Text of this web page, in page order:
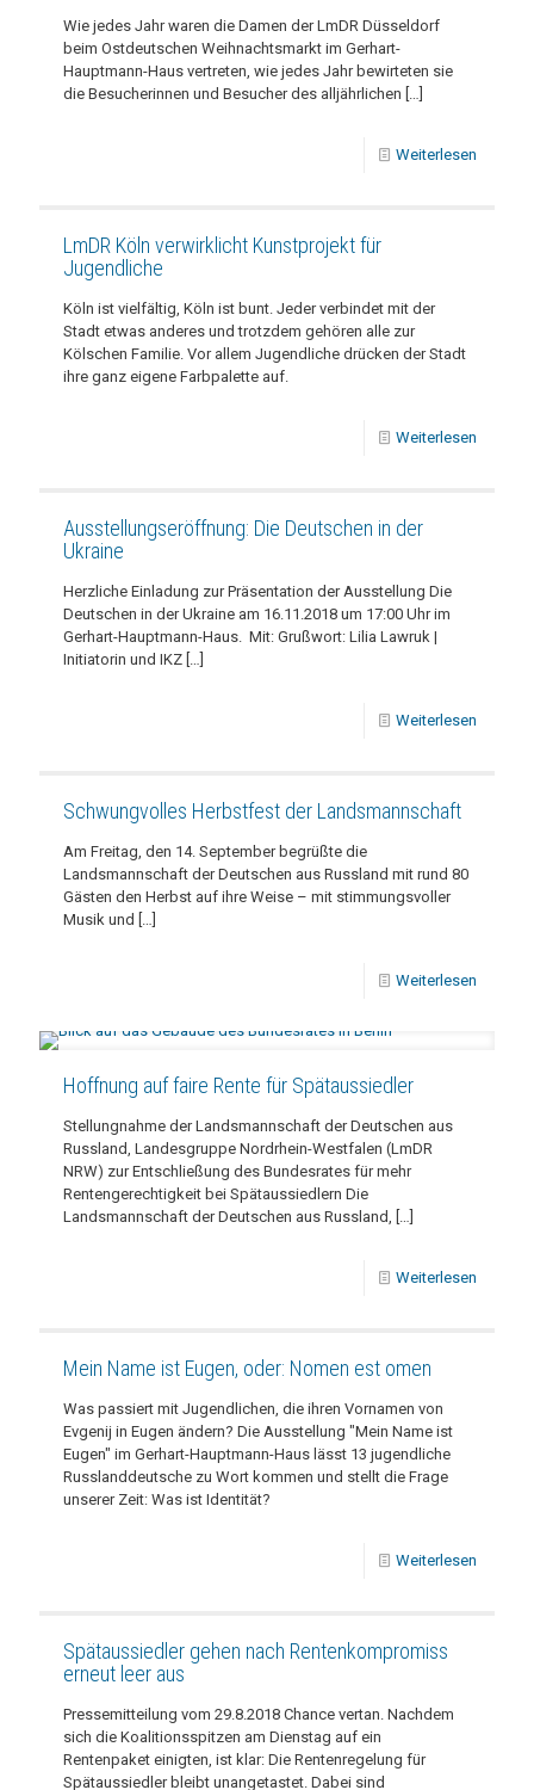
Wie jedes Jahr waren die Damen der LmDR Düsseldorf
beim Ostdeutschen Weihnachtsmarkt im Gerhart-
Hauptmann-Haus vertreten, wie jedes Jahr bewirteten sie
die Besucherinnen und Besucher des alljährlichen […]
Weiterlesen
LmDR Köln verwirklicht Kunstprojekt für
Jugendliche
Köln ist vielfältig, Köln ist bunt. Jeder verbindet mit der
Stadt etwas anderes und trotzdem gehören alle zur
Kölschen Familie. Vor allem Jugendliche drücken der Stadt
ihre ganz eigene Farbpalette auf.
Weiterlesen
Ausstellungseröffnung: Die Deutschen in der
Ukraine
Herzliche Einladung zur Präsentation der Ausstellung Die
Deutschen in der Ukraine am 16.11.2018 um 17:00 Uhr im
Gerhart-Hauptmann-Haus. Mit: Grußwort: Lilia Lawruk |
Initiatorin und IKZ […]
Weiterlesen
Schwungvolles Herbstfest der Landsmannschaft
Am Freitag, den 14. September begrüßte die
Landsmannschaft der Deutschen aus Russland mit rund 80
Gästen den Herbst auf ihre Weise – mit stimmungsvoller
Musik und […]
Weiterlesen
Hoffnung auf faire Rente für Spätaussiedler
Stellungnahme der Landsmannschaft der Deutschen aus
Russland, Landesgruppe Nordrhein-Westfalen (LmDR
NRW) zur Entschließung des Bundesrates für mehr
Rentengerechtigkeit bei Spätaussiedlern Die
Landsmannschaft der Deutschen aus Russland, […]
Weiterlesen
Mein Name ist Eugen, oder: Nomen est omen
Was passiert mit Jugendlichen, die ihren Vornamen von
Evgenij in Eugen ändern? Die Ausstellung "Mein Name ist
Eugen" im Gerhart-Hauptmann-Haus lässt 13 jugendliche
Russlanddeutsche zu Wort kommen und stellt die Frage
unserer Zeit: Was ist Identität?
Weiterlesen
Spätaussiedler gehen nach Rentenkompromiss
erneut leer aus
Pressemitteilung vom 29.8.2018 Chance vertan. Nachdem
sich die Koalitionsspitzen am Dienstag auf ein
Rentenpaket einigten, ist klar: Die Rentenregelung für
Spätaussiedler bleibt unangetastet. Dabei sind